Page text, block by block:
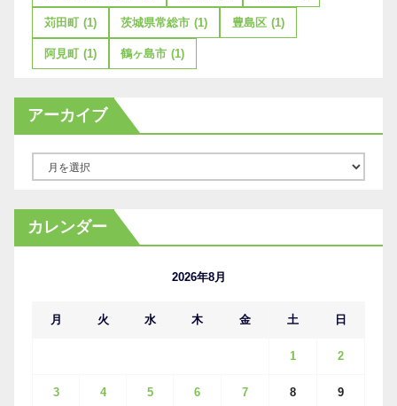
苅田町 (1) 茨城県常総市 (1) 豊島区 (1)
阿見町 (1) 鶴ヶ島市 (1)
アーカイブ
カ
イ
カレンダー
2026年8月
月 火 水 木 金 土 日
1 2
3 4 5 6 7 8 9